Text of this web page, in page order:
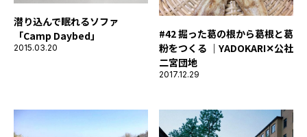
潜り込んで眠れるソファ
「Camp Daybed」
2015.03.20
#42 掘った葛の根から葛根と葛
粉をつくる ｜YADOKARI✕公社
二宮団地
2017.12.29